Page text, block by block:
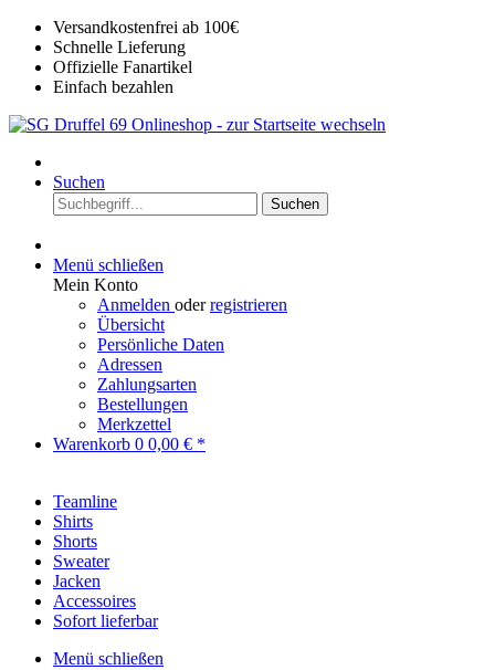
Versandkostenfrei ab 100€
Schnelle Lieferung
Offizielle Fanartikel
Einfach bezahlen
Suchen
Suchen
Menü schließen
Mein Konto
Anmelden oderregistrieren
Übersicht
Persönliche Daten
Adressen
Zahlungsarten
Bestellungen
Merkzettel
Warenkorb 0 0,00 € *
Teamline
Shirts
Shorts
Sweater
Jacken
Accessoires
Sofort lieferbar
Menü schließen